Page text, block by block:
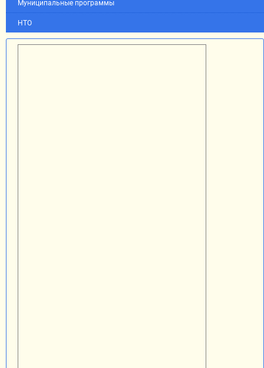
Муниципальные программы
НТО